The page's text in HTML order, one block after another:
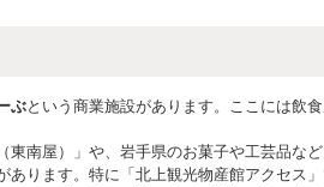
ぶという商業施設があります。ここには飲
南屋）」や、岩手県のお菓子や工芸品な
あります。特に「北上観光物産館アクセス